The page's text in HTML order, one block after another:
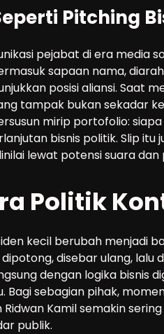
Pitching
pejabat di era media
sapaan nama,
posisi aliansi. Saat
tampak bukan sekadar
mirip portofolio:
bisnis politik. Slip
lewat potensi suara
Politik
kecil berubah menjadi
disebar ulang, lalu
dengan logika bisnis
sebagian pihak,
Kamil semakin
publik.